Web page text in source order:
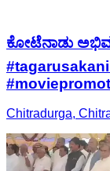
ಕೋಟೆನಾಡು
Chitradurga,